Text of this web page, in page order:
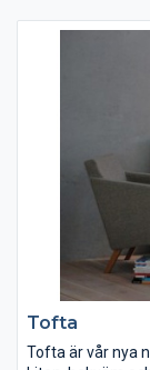
Tofta
Tofta är vår nya